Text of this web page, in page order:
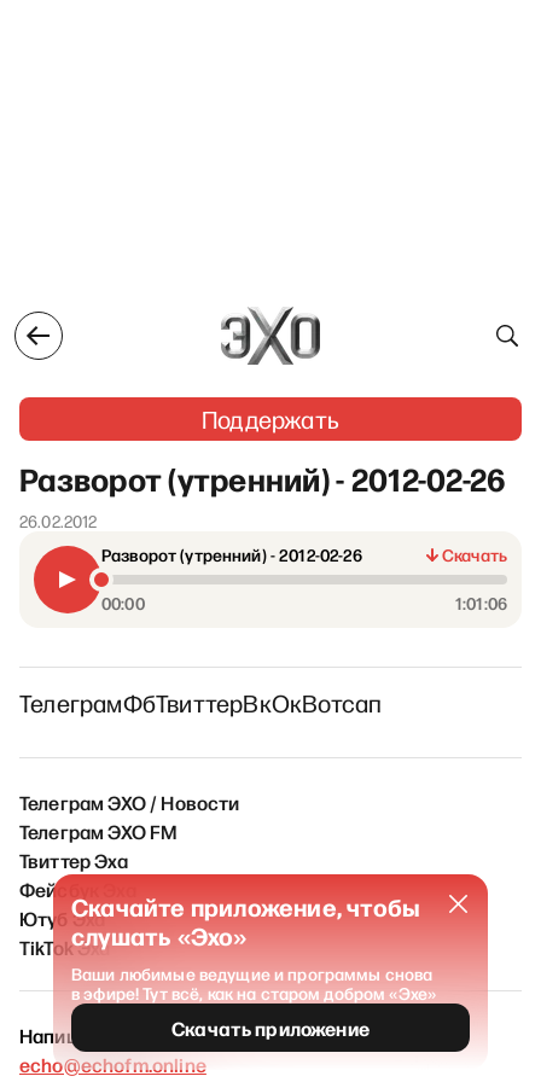
Поддержать
Разворот (утренний) - 2012-02-26
26.02.2012
Разворот (утренний) - 2012-02-26
Скачать
00:00 1:01:06
ТелеграмФбТвиттерВкОкВотсап
Скачайте приложение, чтобы
слушать «Эхо»
Ваши любимые ведущие и программы снова
в эфире! Тут всё, как на старом добром «Эхе»
Скачать приложение
Телеграм ЭХО / Новости
Телеграм ЭХО FM
Твиттер Эха
Фейсбук Эха
Ютуб Эха
TikTok Эха
Напишите нам
echo@echofm.online